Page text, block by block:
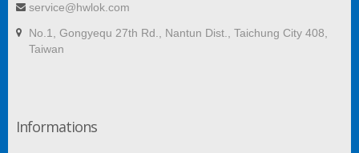
service@hwlok.com
No.1, Gongyequ 27th Rd., Nantun Dist., Taichung City 408,
Taiwan
Informations